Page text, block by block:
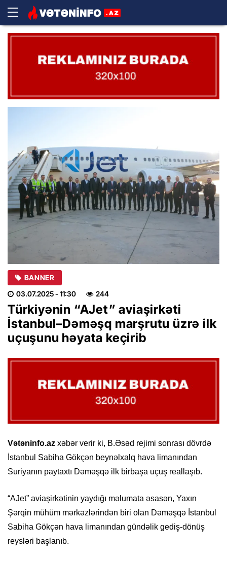
BANNER
03.07.2025- 11:30 244
Türkiyənin “AJet” aviaşirkəti
İstanbul–Dәmәşq marşrutu üzrə ilk
uçuşunu həyata keçirib
Vətəninfo.az xəbər verir ki, B.Əsəd rejimi sonrası dövrdə
İstanbul Sabiha Gökçən beynəlxalq hava limanından
Suriyanın paytaxtı Dәmәşqә ilk birbaşa uçuş reallaşıb.
“AJet” aviaşirkətinin yaydığı məlumata əsasən, Yaxın
Şərqin mühüm mərkəzlərindən biri olan Dәmәşqә İstanbul
Sabiha Gökçən hava limanından gündəlik gediş-dönüş
reysləri başlanıb.